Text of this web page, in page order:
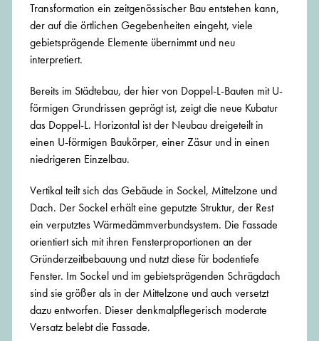
Transformation ein zeitgenössischer Bau entstehen kann,
der auf die örtlichen Gegebenheiten eingeht, viele
gebietsprägende Elemente übernimmt und neu
interpretiert.
Bereits im Städtebau, der hier von Doppel-L-Bauten mit U-
förmigen Grundrissen geprägt ist, zeigt die neue Kubatur
das Doppel-L. Horizontal ist der Neubau dreigeteilt in
einen U-förmigen Baukörper, einer Zäsur und in einen
niedrigeren Einzelbau.
Vertikal teilt sich das Gebäude in Sockel, Mittelzone und
Dach. Der Sockel erhält eine geputzte Struktur, der Rest
ein verputztes Wärmedämmverbundsystem. Die Fassade
orientiert sich mit ihren Fensterproportionen an der
Gründerzeitbebauung und nutzt diese für bodentiefe
Fenster. Im Sockel und im gebietsprägenden Schrägdach
sind sie größer als in der Mittelzone und auch versetzt
dazu entworfen. Dieser denkmalpflegerisch moderate
Versatz belebt die Fassade.